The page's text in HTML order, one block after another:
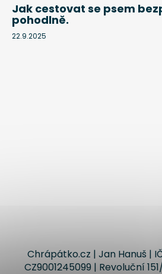
Jak cestovat se psem
pohodlně.
22.9.2025
Chrápátko.cz | Jan Hanuš |
CZ9001245099 | Revoluční